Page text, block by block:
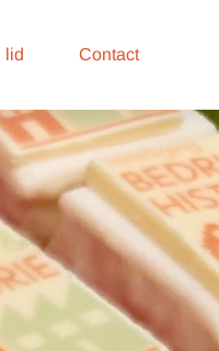
lid Contact